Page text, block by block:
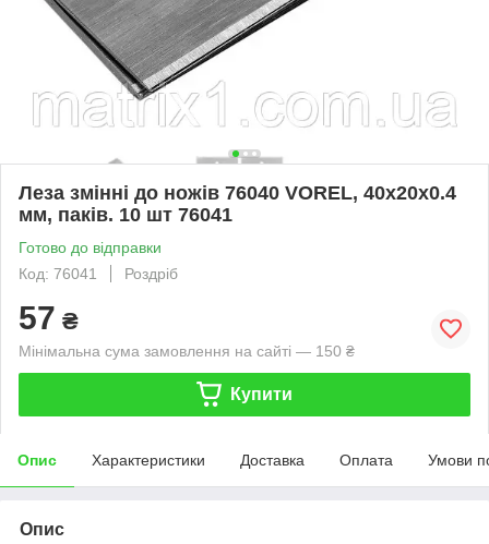
Леза змінні до ножів 76040 VOREL, 40x20x0.4
мм, паків. 10 шт 76041
Готово до відправки
Код: 76041
Роздріб
57 ₴
Мінімальна сума замовлення на сайті — 150 ₴
Купити
Опис Характеристики Доставка Оплата Умови
Опис